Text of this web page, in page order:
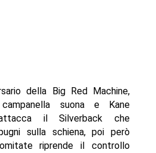
della Big Red Machine,
suona e Kane
attacca il Silverback che
sulla schiena, poi però
riprende il controllo